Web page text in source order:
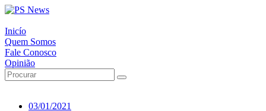
Inicío
Quem Somos
Fale Conosco
Opinião
03/01/2021